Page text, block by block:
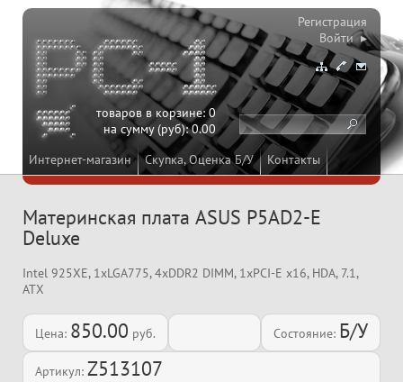
Интернет-магазин Скупка, Оценка Б/У Контакты
товаров в корзине:0
на сумму (руб):0.00
Регистрация
Войти ▸
Материнская плата ASUS P5AD2-E
Deluxe
Intel 925XE, 1xLGA775, 4xDDR2 DIMM, 1xPCI-E x16, HDA, 7.1,
ATX
Цена: 850.00 руб. Состояние: Б/У
Артикул: Z513107